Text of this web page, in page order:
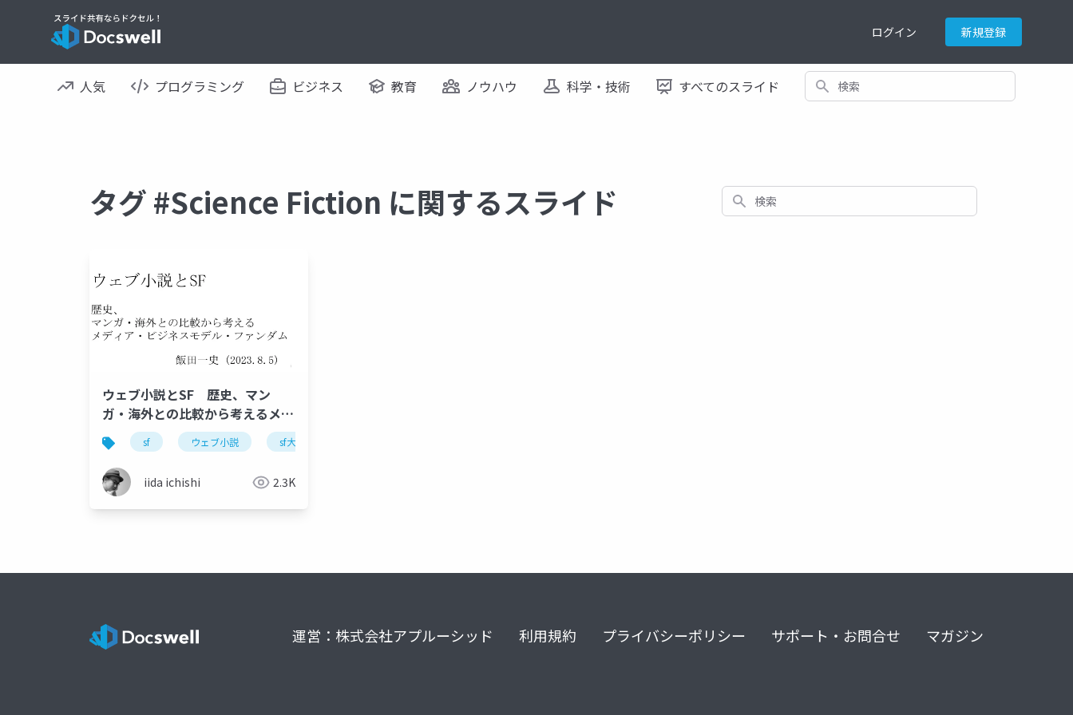
ログイン 新規登録
人気 プログラミング ビジネス 教育 ノウハウ 科学・技術 すべてのスライド 検索
タグ #Science Fiction に関するスライド 検索
ウェブ小説とSF 歴史、マン
ガ・海外との比較から考えるメデ
ィア・ビジネスモデル・ファンダ
ム
sf ウェブ小説 sf大会
iida ichishi 2.3K
運営：株式会社アプルーシッド 利用規約 プライバシーポリシー サポート・お問合せ マガジン